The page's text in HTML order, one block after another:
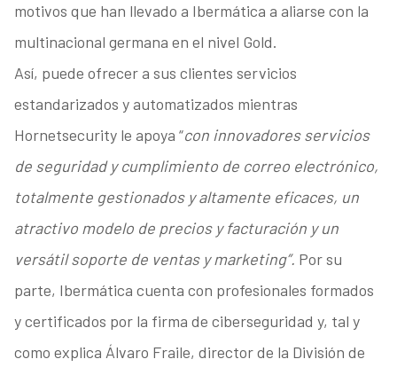
motivos que han llevado a Ibermática a aliarse con la
multinacional germana en el nivel Gold.
Así, puede ofrecer a sus clientes servicios
estandarizados y automatizados mientras
Hornetsecurity le apoya “con innovadores servicios
de seguridad y cumplimiento de correo electrónico,
totalmente gestionados y altamente eficaces, un
atractivo modelo de precios y facturación y un
versátil soporte de ventas y marketing”. Por su
parte, Ibermática cuenta con profesionales formados
y certificados por la firma de ciberseguridad y, tal y
como explica Álvaro Fraile, director de la División de